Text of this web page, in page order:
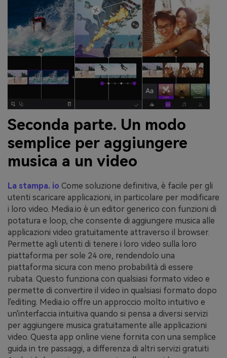
Seconda parte. Un modo
semplice per aggiungere
musica a un video
La stampa. io Come soluzione definitiva, è facile per gli
utenti scaricare applicazioni, in particolare per modificare
i loro video. Media.io è un editor generico con funzioni di
potatura e loop, che consente di aggiungere musica alle
applicazioni video gratuitamente attraverso il browser.
Permette agli utenti di tenere i loro video sulla loro
piattaforma per sole 24 ore, rendendolo una
piattaforma sicura con meno probabilità di essere
rubata. Questo funziona con qualsiasi formato video e
permette di convertire il video in qualsiasi formato dopo
l'editing. Media.io offre un approccio molto intuitivo e
un'interfaccia intuitiva quando si pensa a diversi servizi
per aggiungere musica gratuitamente alle applicazioni
video. Questa app online viene fornita con una semplice
guida in tre passaggi, a differenza di altri servizi gratuiti